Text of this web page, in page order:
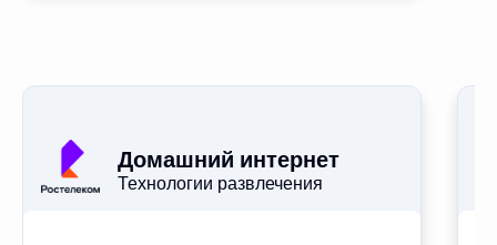
Домашний интернет
Технологии развлечения